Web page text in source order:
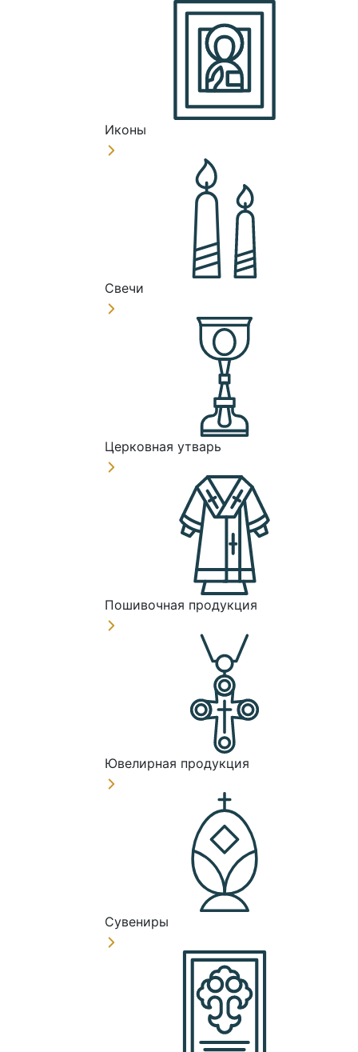
Иконы
Свечи
Церковная утварь
Пошивочная продукция
Ювелирная продукция
Сувениры